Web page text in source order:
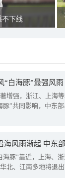
不下线
“白海豚”最强风
增强，浙江、上海
”共同影响，中东部
海风雨渐起 中东
海豚”靠近，上海、
北、江南多地将退出